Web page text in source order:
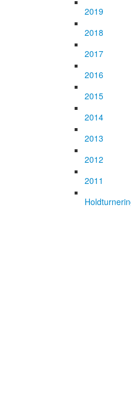
2019
2018
2017
2016
2015
2014
2013
2012
2011